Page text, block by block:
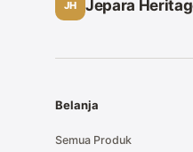
JH Jepara
Belanja
Semua Produk